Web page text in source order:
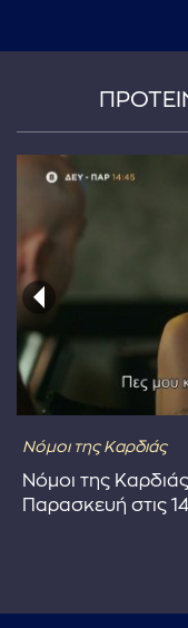
Νόμοι της Καρδιάς
Νόμοι της
Παρασκευή στις